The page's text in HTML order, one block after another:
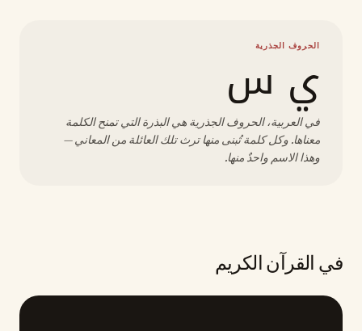
الحروف الجذرية
ي س
في العربية، الحروف الجذرية هي البذرة التي تمنح الكلمة
معناها. وكل كلمة تُبنى منها ترث تلك العائلة من المعاني —
وهذا الاسم واحدٌ منها.
في القرآن الكريم